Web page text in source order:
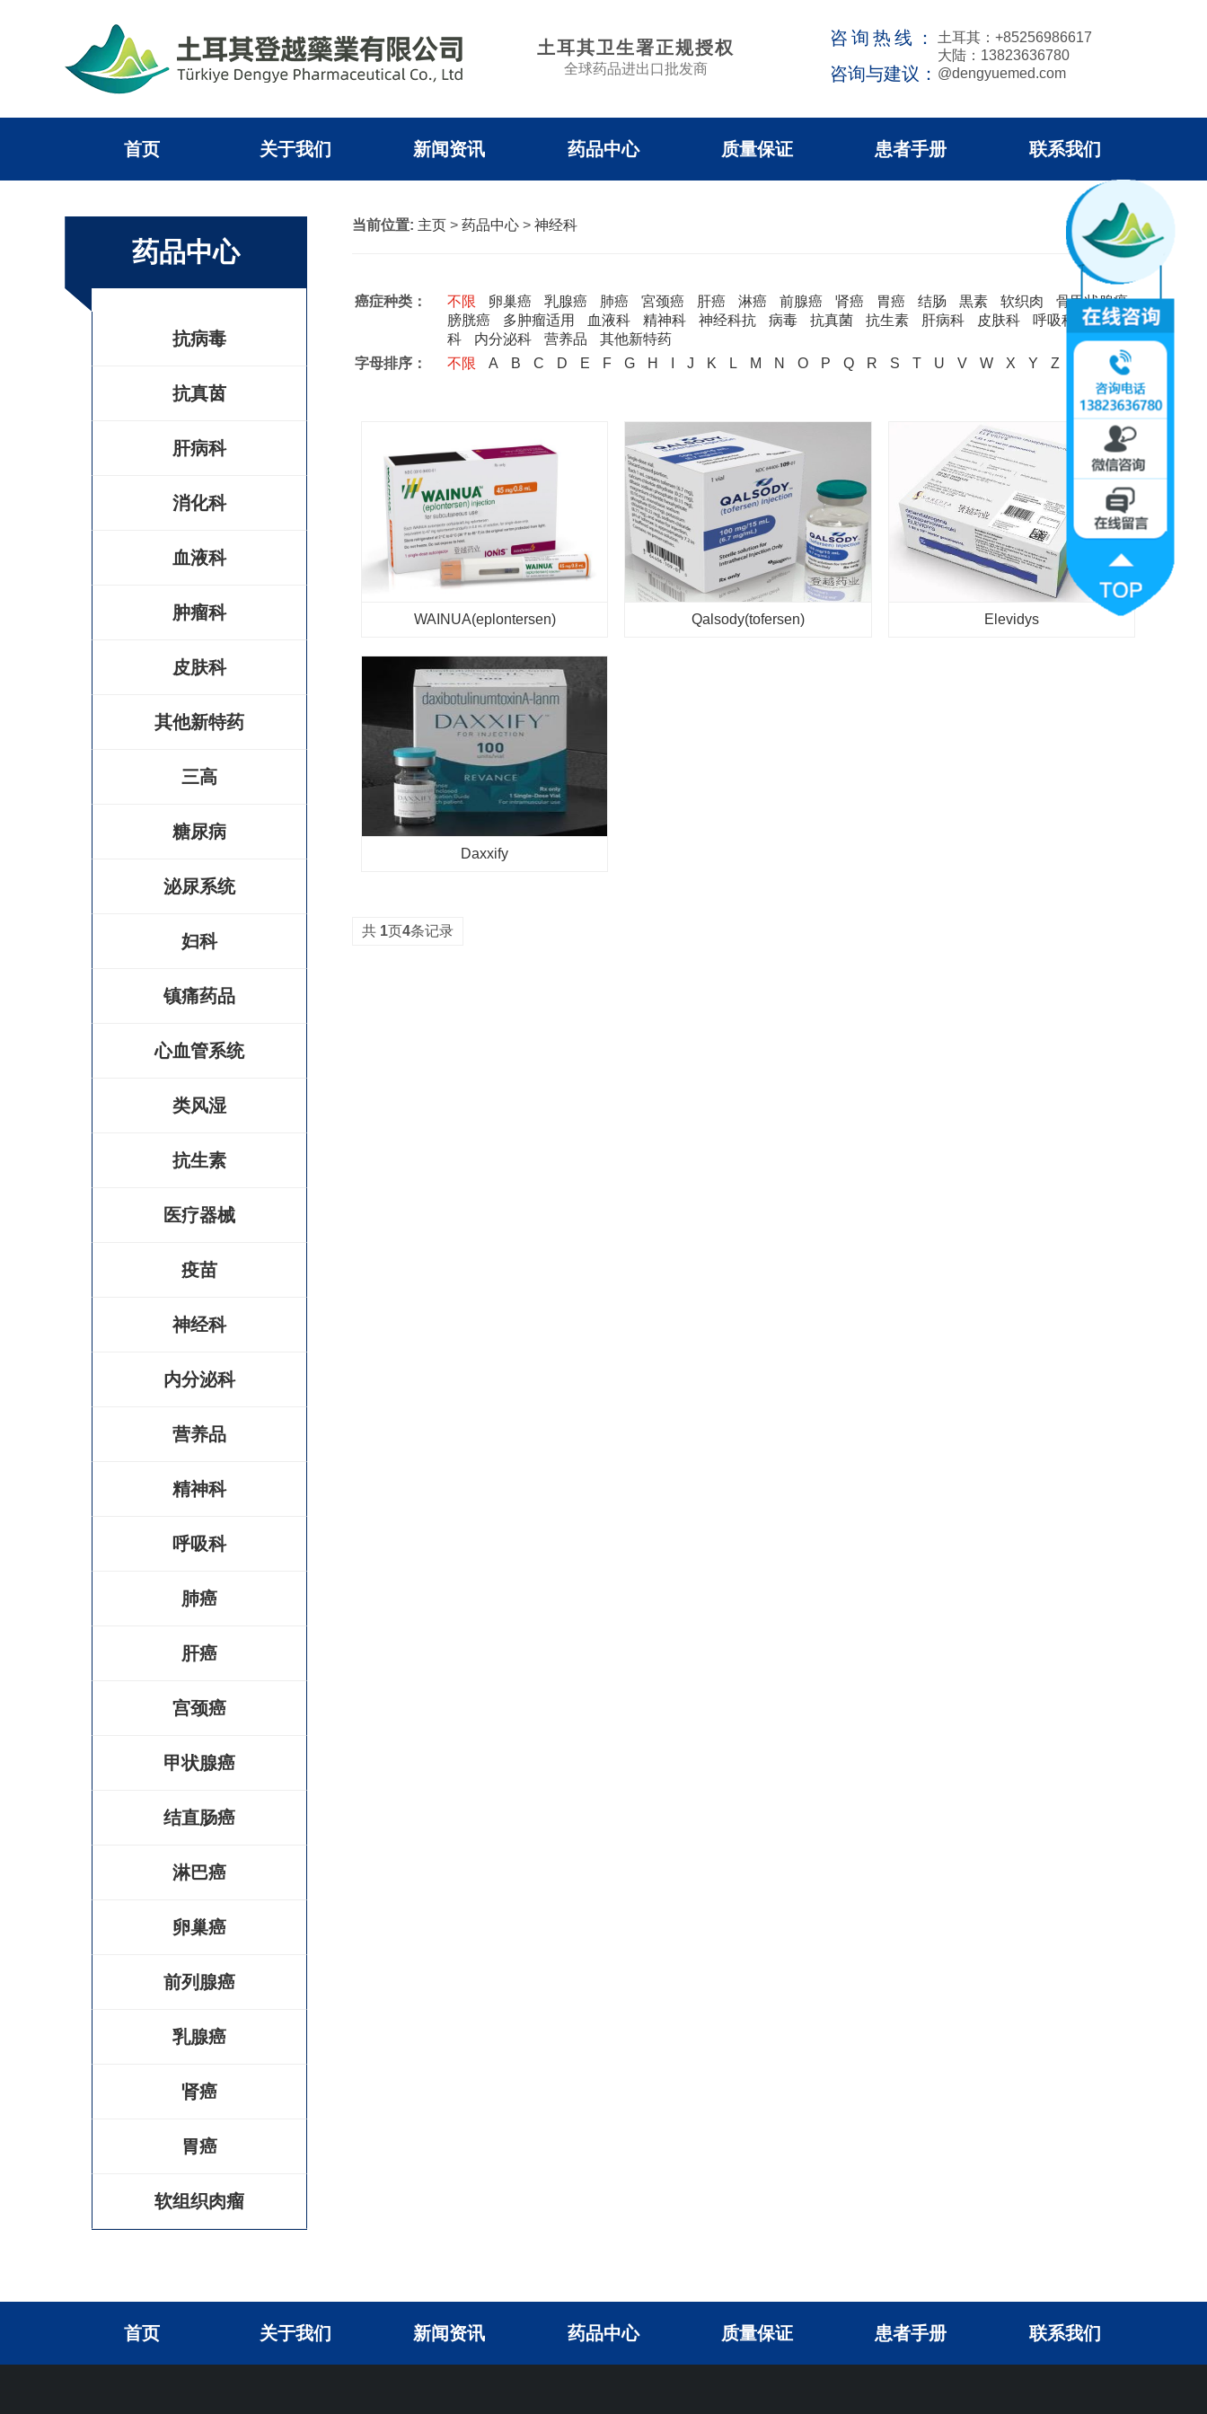
土耳其卫生署正规授权
全球药品进出口批发商
咨询热线：
土耳其：+85256986617
大陆：13823636780
咨询与建议： @dengyuemed.com
首页 关于我们 新闻资讯 药品中心 质量保证 患者手册 联系我们
药品中心
抗病毒
抗真茵
肝病科
消化科
血液科
肿瘤科
皮肤科
其他新特药
三高
糖尿病
泌尿系统
妇科
镇痛药品
心血管系统
类风湿
抗生素
医疗器械
疫苗
神经科
内分泌科
营养品
精神科
呼吸科
肺癌
肝癌
宫颈癌
甲状腺癌
结直肠癌
淋巴癌
卵巢癌
前列腺癌
乳腺癌
肾癌
胃癌
软组织肉瘤
当前位置: 主页 > 药品中心 > 神经科
癌症种类： 不限 卵巢癌 乳腺癌 肺癌 宮颈癌 肝癌 淋癌 前腺癌 肾癌 胃癌 结肠 黒素 软织肉
骨甲状腺癌
膀胱癌
多肿瘤适用 血液科 精神科 神经科抗 病毒 抗真菌 抗生素 肝病科 皮肤科 呼吸科
消化
科
内分泌科 营养品
其他新特药
字母排序：
不限 A B C D E F G H J K L M N O P Q R S T U V W X Y Z
WAINUA(eplontersen) Qalsody(tofersen) Elevidys
Daxxify
共 1页4条记录
首页 关于我们 新闻资讯 药品中心 质量保证 患者手册 联系我们